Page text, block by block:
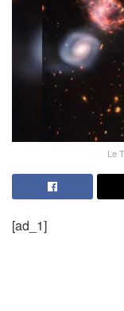
Le
[ad_1]